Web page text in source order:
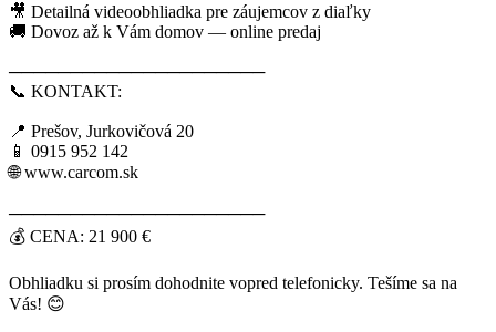
🎥 Detailná videoobhliadka pre záujemcov z diaľky
🚚 Dovoz až k Vám domov — online predaj
─────────────────────
📞 KONTAKT:
📍 Prešov, Jurkovičová 20
📱 0915 952 142
🌐 www.carcom.sk
─────────────────────
💰 CENA: 21 900 €
Obhliadku si prosím dohodnite vopred telefonicky. Tešíme sa na
Vás! 😊